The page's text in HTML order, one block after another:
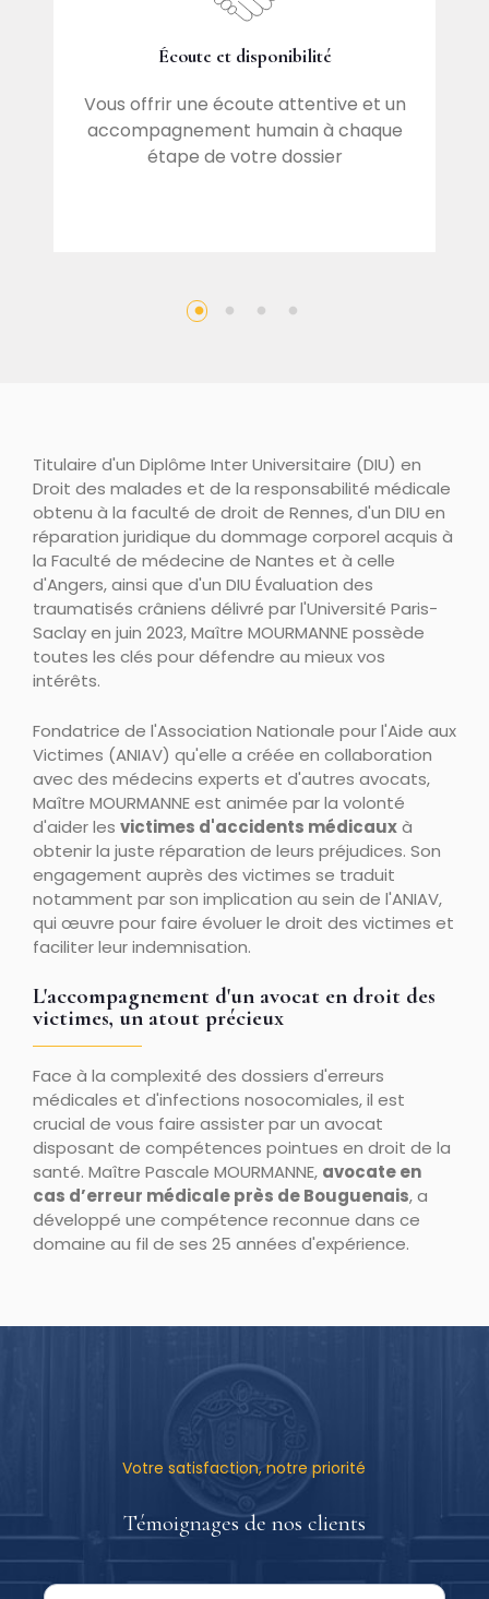
Écoute et disponibilité
Vous offrir une écoute attentive et un
accompagnement humain à chaque
étape de votre dossier
Titulaire d'un Diplôme Inter Universitaire (DIU) en
Droit des malades et de la responsabilité médicale
obtenu à la faculté de droit de Rennes, d'un DIU en
réparation juridique du dommage corporel acquis à
la Faculté de médecine de Nantes et à celle
d'Angers, ainsi que d'un DIU Évaluation des
traumatisés crâniens délivré par l'Université Paris-
Saclay en juin 2023, Maître MOURMANNE possède
toutes les clés pour défendre au mieux vos
intérêts.
Fondatrice de l'Association Nationale pour l'Aide aux
Victimes (ANIAV) qu'elle a créée en collaboration
avec des médecins experts et d'autres avocats,
Maître MOURMANNE est animée par la volonté
d'aider les victimes d'accidents médicauxà
obtenir la juste réparation de leurs préjudices. Son
engagement auprès des victimes se traduit
notamment par son implication au sein de l'ANIAV,
qui œuvre pour faire évoluer le droit des victimes et
faciliter leur indemnisation.
L'accompagnement d'un avocat en droit des
victimes, un atout précieux
Face à la complexité des dossiers d'erreurs
médicales et d'infections nosocomiales, il est
crucial de vous faire assister par un avocat
disposant de compétences pointues en droit de la
santé. Maître Pascale MOURMANNE, avocate en
cas d’erreur médicale près de Bouguenais, a
développé une compétence reconnue dans ce
domaine au fil de ses 25 années d'expérience.
Votre satisfaction, notre priorité
Témoignages de nos clients